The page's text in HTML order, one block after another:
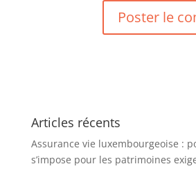
Articles récents
Assurance vie luxembourgeoise :
s’impose pour les patrimoines